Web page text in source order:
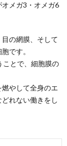
メガ3・オメガ6
の網膜、そして
です。
ことで、細胞膜の
やして全身のエ
れない働きをし